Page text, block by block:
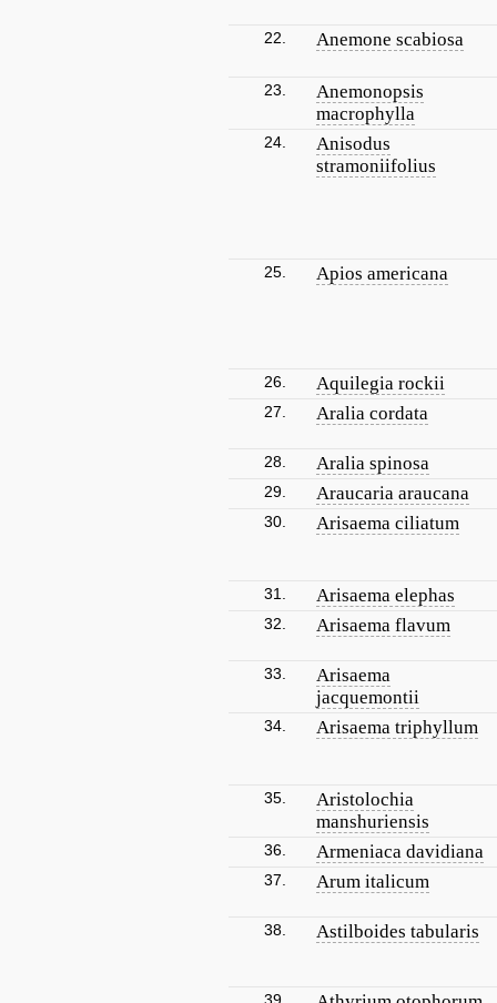
22. Anemone scabiosa
23.
Anemonopsis
macrophylla
24.
Anisodus
stramoniifolius
25. Apios americana
26. Aquilegia rockii
27. Aralia cordata
28. Aralia spinosa
29. Araucaria araucana
30. Arisaema ciliatum
31. Arisaema elephas
32. Arisaema flavum
33.
Arisaema
jacquemontii
34. Arisaema triphyllum
35.
Aristolochia
manshuriensis
36. Armeniaca davidiana
37. Arum italicum
38. Astilboides tabularis